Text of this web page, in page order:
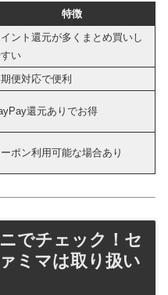
特徴
ント還元が多くまとめ買いし
い
便対応で便利
還元ありでお得
ポン利用可能な場合あり
でチェック！セ
ミマは取り扱い